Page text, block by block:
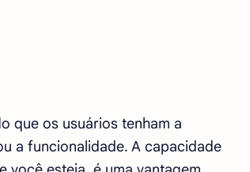
que os usuários tenham a
a funcionalidade. A capacidade